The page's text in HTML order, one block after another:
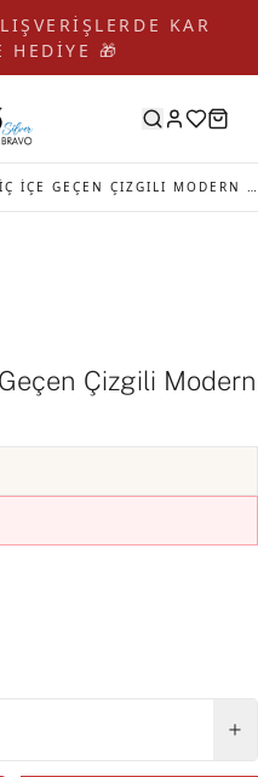
KAR
HEDİYE 🎁
SUN KOLEKSIYONU İÇ İÇE GEÇEN ÇIZGILI MODERN TASARIM GÜMÜŞ KÜPE
Çizgili Modern